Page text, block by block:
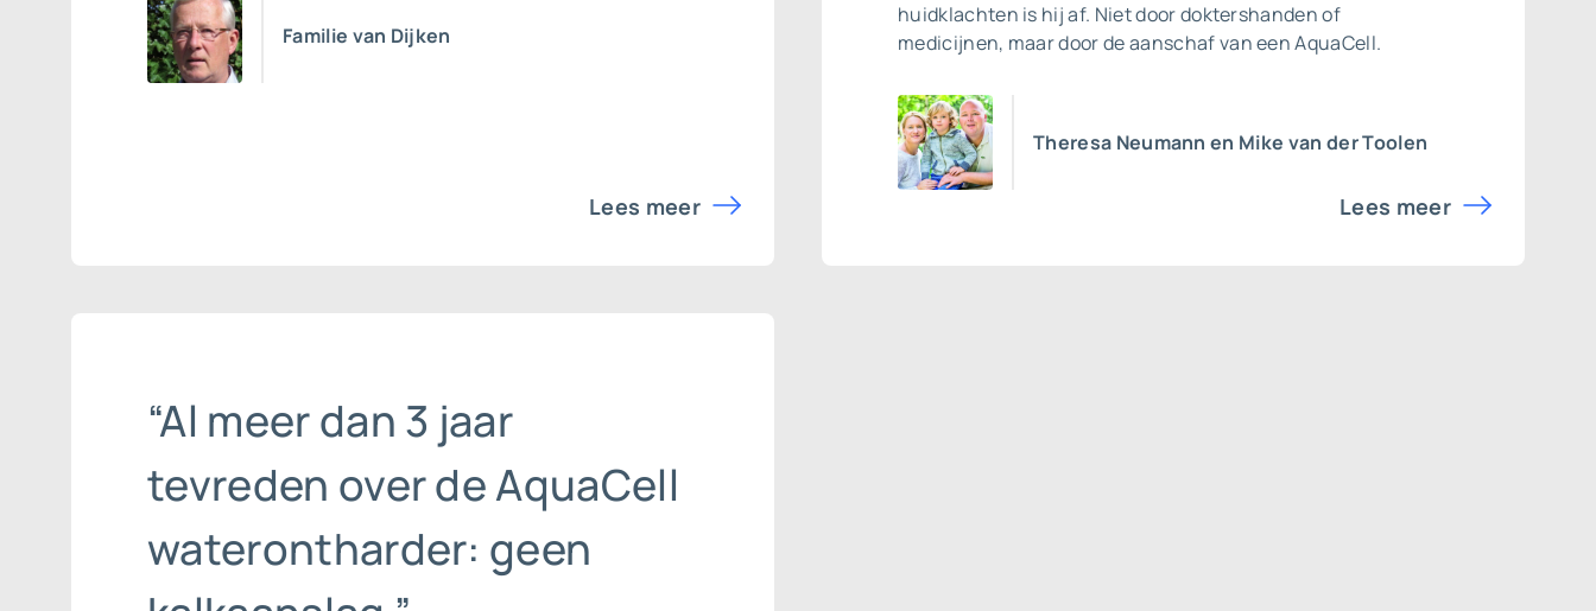
Familie van Dijken
Lees meer
huidklachten is hij af. Niet door doktershanden of
medicijnen, maar door de aanschaf van een AquaCell.
Theresa Neumann en Mike van der Toolen
Lees meer
“Al meer dan 3 jaar
tevreden over de AquaCell
waterontharder: geen